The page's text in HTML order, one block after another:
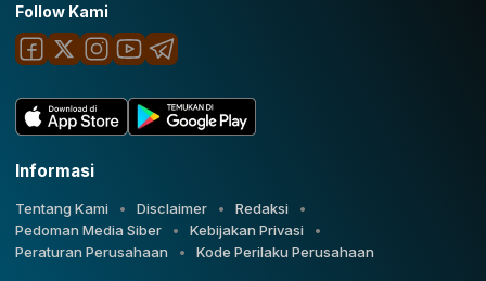
Follow Kami
Informasi
Tentang Kami Disclaimer
Redaksi
Pedoman Media Siber
Kebijakan Privasi
Peraturan Perusahaan
Kode Perilaku Perusahaan